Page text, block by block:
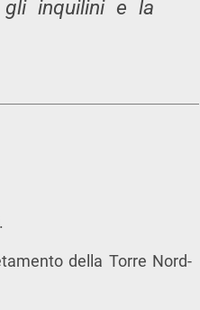
inquilini e la
della Torre Nord-